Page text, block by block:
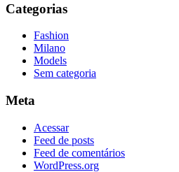
Categorias
Fashion
Milano
Models
Sem categoria
Meta
Acessar
Feed de posts
Feed de comentários
WordPress.org